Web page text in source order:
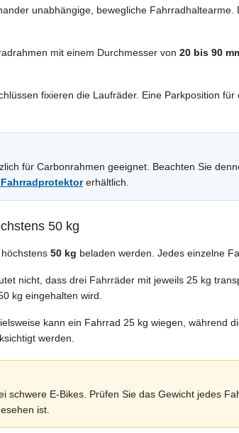
unabhängige, bewegliche
mit einem Durchmesser von 20 bis 90
fixieren die Laufräder. Eine Parkposition
für Carbonrahmen geeignet. Beachten Sie
erhältlich.
50 kg
50 kg beladen werden. Jedes einzelne
nicht, dass drei Fahrräder mit jeweils 25 kg
kg eingehalten wird.
kann ein Fahrrad 25 kg wiegen,
werden.
schwere E-Bikes. Prüfen Sie das Gewicht jedes
ist.